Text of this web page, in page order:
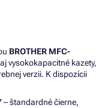
BROTHER MFC-
vysokokapacitné kazety,
verzii. K dispozícii
– štandardné čierne,